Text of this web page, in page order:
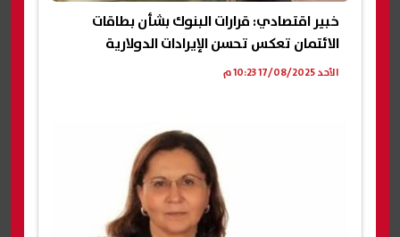
خبير اقتصادي: قرارات البنوك بشأن بطاقات
الائتمان تعكس تحسن الإيرادات الدولارية
الأحد 17/08/2025 10:23 م